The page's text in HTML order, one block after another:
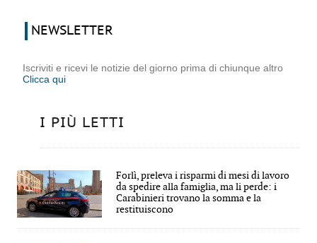
NEWSLETTER
Iscriviti e ricevi le notizie del giorno prima di chiunque altro
Clicca qui
I PIÙ LETTI
Forlì, preleva i risparmi di mesi di lavoro
da spedire alla famiglia, ma li perde: i
Carabinieri trovano la somma e la
restituiscono